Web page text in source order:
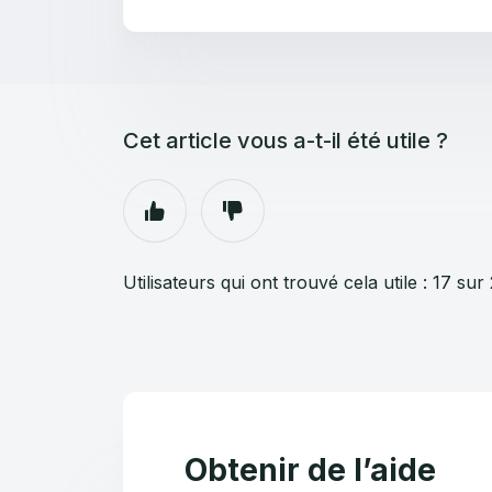
Cet article vous a-t-il été utile ?
Utilisateurs qui ont trouvé cela utile : 17 sur
Obtenir de l’aide